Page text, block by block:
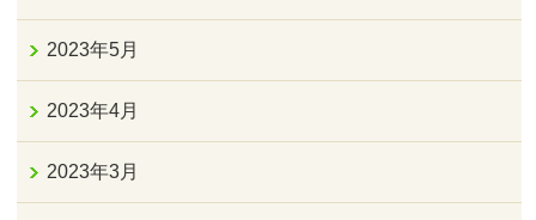
2023年5月
2023年4月
2023年3月